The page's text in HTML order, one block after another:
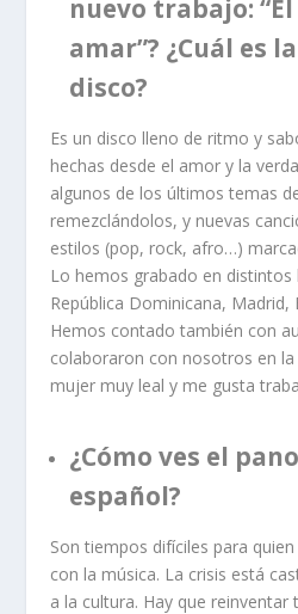
nuevo trabajo:
amar”? ¿Cuál es
disco?
Es un disco lleno de ritmo y
hechas desde el amor y la
algunos de los últimos temas
remezclándolos, y nuevas
estilos (pop, rock, afro…)
Lo hemos grabado en distintos
República Dominicana,
Hemos contado también con
colaboraron con nosotros en
mujer muy leal y me gusta
¿Cómo ves el
español?
Son tiempos difíciles para
con la música. La crisis está
a la cultura. Hay que